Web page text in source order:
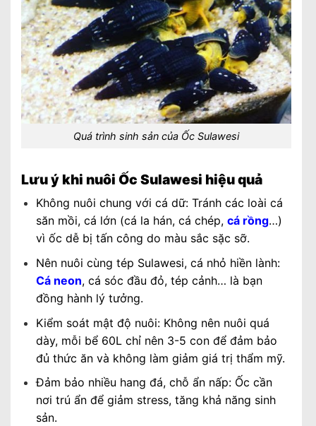
Quá trình sinh sản của Ốc Sulawesi
Lưu ý khi nuôi Ốc Sulawesi hiệu quả
Không nuôi chung với cá dữ: Tránh các loài cá
săn mồi, cá lớn (cá la hán, cá chép, cá rồng…)
vì ốc dễ bị tấn công do màu sắc sặc sỡ.
Nên nuôi cùng tép Sulawesi, cá nhỏ hiền lành:
Cá neon, cá sóc đầu đỏ, tép cảnh… là bạn
đồng hành lý tưởng.
Kiểm soát mật độ nuôi: Không nên nuôi quá
dày, mỗi bể 60L chỉ nên 3-5 con để đảm bảo
đủ thức ăn và không làm giảm giá trị thẩm mỹ.
Đảm bảo nhiều hang đá, chỗ ẩn nấp: Ốc cần
nơi trú ẩn để giảm stress, tăng khả năng sinh
sản.